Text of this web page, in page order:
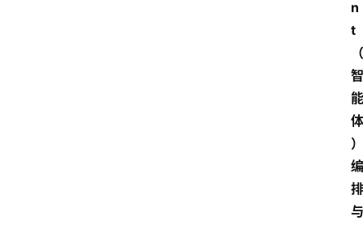
n
t
（
智
能
体
）
编
排
与